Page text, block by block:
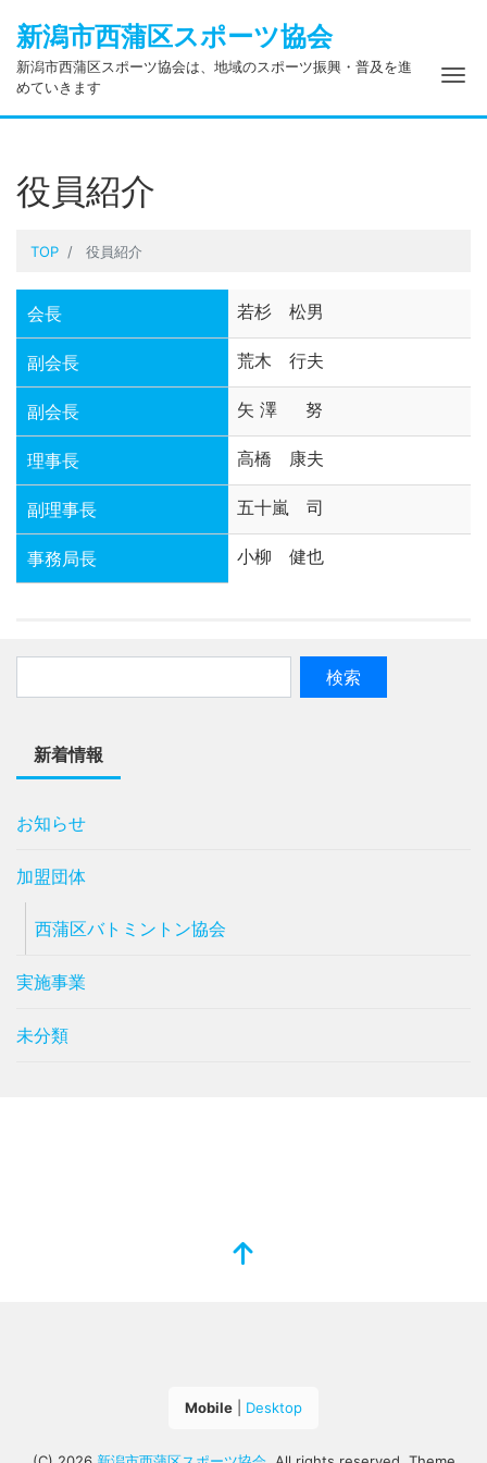
新潟市西蒲区スポーツ協会
新潟市西蒲区スポーツ協会は、地域のスポーツ振興・普及を進
めていきます
ナ
役員紹介
TOP 役員紹介
会長 若杉 松男
副会長 荒木 行夫
副会長 矢 澤 努
理事長 高橋 康夫
副理事長 五十嵐 司
事務局長 小柳 健也
新着情報
お知らせ
加盟団体
西蒲区バトミントン協会
実施事業
未分類
Mobile Desktop